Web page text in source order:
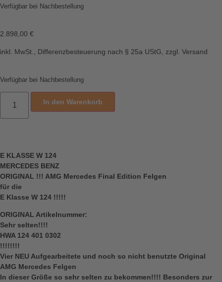
Verfügbar bei Nachbestellung
2.898,00 €
inkl. MwSt., Differenzbesteuerung nach § 25a UStG, zzgl. Versand
Verfügbar bei Nachbestellung
In den Warenkorb
E KLASSE W 124
MERCEDES BENZ
ORIGINAL !!! AMG Mercedes Final Edition Felgen
für die
E Klasse W 124 !!!!!
ORIGINAL Artikelnummer:
Sehr selten!!!!
HWA 124 401 0302
!!!!!!!!
Vier NEU Aufgearbeitete und noch so nicht benutzte Original
AMG Mercedes Felgen
In dieser Größe so sehr selten zu bekommen!!!! Besonders zur